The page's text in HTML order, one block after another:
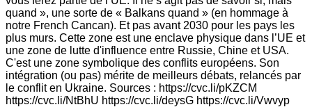
quand », une sorte de « Balkans quand » (en hommage à
notre French Cancan). Et pas avant 2030 pour les pays les
plus murs. Cette zone est une enclave physique dans l’UE et
une zone de lutte d'influence entre Russie, Chine et USA.
C'est une zone symbolique des conflits européens. Son
intégration (ou pas) mérite de meilleurs débats, relancés par
le conflit en Ukraine. Sources : https://cvc.li/pKZCM
https://cvc.li/NtBhU https://cvc.li/deysG https://cvc.li/Vwvyp